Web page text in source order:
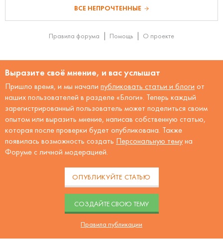
ВСЕ НЕПРОЧТЕННЫЕ
Правила форума Помощь О проекте
Выразите своё мнение, и вас услышат
Пришло время, и мы начали публиковать статьи и блоги от
наших пользователей в разделе «Блоги». Теперь каждый
зарегистрированный пользователь может поделиться своим
опытом или выразить мнение, написав собственную статью,
которая после проверки будет опубликована. Также
появилась возможность создать Персональную тему на
Форуме с личной модерацией.
ОПУБЛИКУЙТЕ СТАТЬЮ
CОЗДАЙТЕ СВОЮ ТЕМУ
Правила публикации